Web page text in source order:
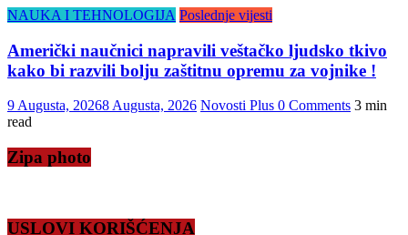
NAUKA I TEHNOLOGIJA Poslednje vijesti
Američki naučnici napravili veštačko ljudsko tkivo
kako bi razvili bolju zaštitnu opremu za vojnike !
9 Augusta, 20268 Augusta, 2026 Novosti Plus 0 Comments 3 min
read
Zipa photo
USLOVI KORIŠĆENJA